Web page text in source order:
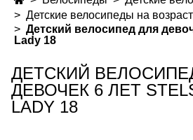
Детские велосипеды на
Детский велосипед для
Lady 18
ДЕТСКИЙ
ДЕВОЧЕК 6 ЛЕТ
LADY 18